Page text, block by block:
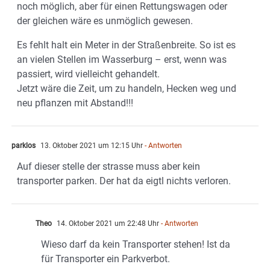
noch möglich, aber für einen Rettungswagen oder
der gleichen wäre es unmöglich gewesen.
Es fehlt halt ein Meter in der Straßenbreite. So ist es
an vielen Stellen im Wasserburg – erst, wenn was
passiert, wird vielleicht gehandelt.
Jetzt wäre die Zeit, um zu handeln, Hecken weg und
neu pflanzen mit Abstand!!!
parklos 13. Oktober 2021 um 12:15 Uhr - Antworten
Auf dieser stelle der strasse muss aber kein
transporter parken. Der hat da eigtl nichts verloren.
Theo 14. Oktober 2021 um 22:48 Uhr - Antworten
Wieso darf da kein Transporter stehen! Ist da
für Transporter ein Parkverbot.